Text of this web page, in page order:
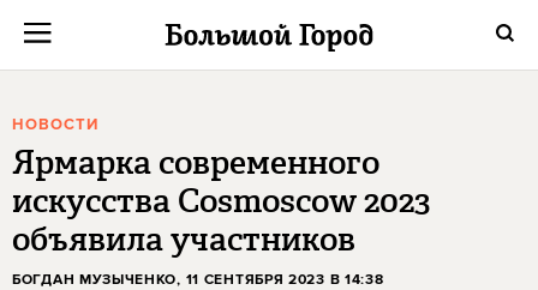
НОВОСТИ
Ярмарка современного
искусства Cosmoscow 2023
объявила участников
БОГДАН МУЗЫЧЕНКО, 11 СЕНТЯБРЯ 2023 В 14:38